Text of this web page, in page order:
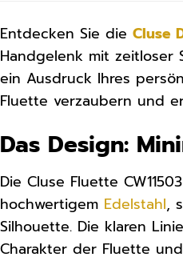
Entdecken Sie dieCluse
Handgelenk mit zeitloser
ein Ausdruck Ihres
Fluette verzaubern und
Das Design:
Die Cluse Fluette
hochwertigem Edelstahl,
Silhouette. Die klaren
Charakter der Fluette